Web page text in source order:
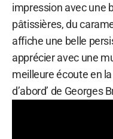
impression avec une
pâtissières, du
affiche une belle
apprécier avec une
meilleure écoute en
d’abord’ de Georges